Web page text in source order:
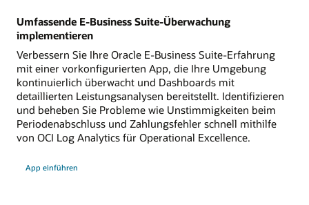
Umfassende E-Business Suite-Überwachung
implementieren
Verbessern Sie Ihre Oracle E-Business Suite-Erfahrung
mit einer vorkonfigurierten App, die Ihre Umgebung
kontinuierlich überwacht und Dashboards mit
detaillierten Leistungsanalysen bereitstellt. Identifizieren
und beheben Sie Probleme wie Unstimmigkeiten beim
Periodenabschluss und Zahlungsfehler schnell mithilfe
von OCI Log Analytics für Operational Excellence.
App einführen